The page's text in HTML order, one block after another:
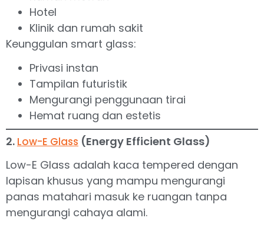
Hotel
Klinik dan rumah sakit
Keunggulan smart glass:
Privasi instan
Tampilan futuristik
Mengurangi penggunaan tirai
Hemat ruang dan estetis
2. Low-E Glass (Energy Efficient Glass)
Low-E Glass adalah kaca tempered dengan
lapisan khusus yang mampu mengurangi
panas matahari masuk ke ruangan tanpa
mengurangi cahaya alami.